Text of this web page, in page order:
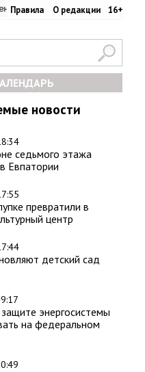
Правила О редакции 16+
Казачья бухта: +26.2°C
+33.1°C Никитский сад:
новости
седьмого этажа
Евпатории
превратили в
центр
детский сад
энергосистемы
на федеральном